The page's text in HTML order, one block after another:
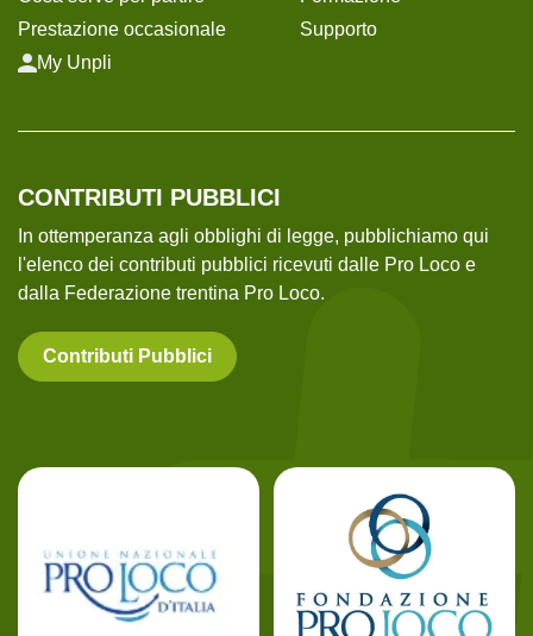
Prestazione occasionale
Supporto
My Unpli
CONTRIBUTI PUBBLICI
In ottemperanza agli obblighi di legge, pubblichiamo qui
l'elenco dei contributi pubblici ricevuti dalle Pro Loco e
dalla Federazione trentina Pro Loco.
Contributi Pubblici